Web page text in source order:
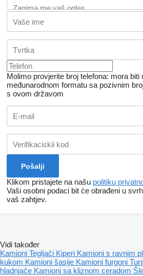
Molimo provjerite broj telefona: mora biti
međunarodnom formatu sa pozivnim
s ovom državom
Klikom pristajete na našu politiku
Vaši osobni podaci bit će obrađeni u
vaš zahtjev.
Vidi također
Kamioni Tegljači Kiperi Kamioni s ravnim
kukom Kamioni šasije Kamioni furgoni
hladnjače Kamioni sa kliznom ceradom